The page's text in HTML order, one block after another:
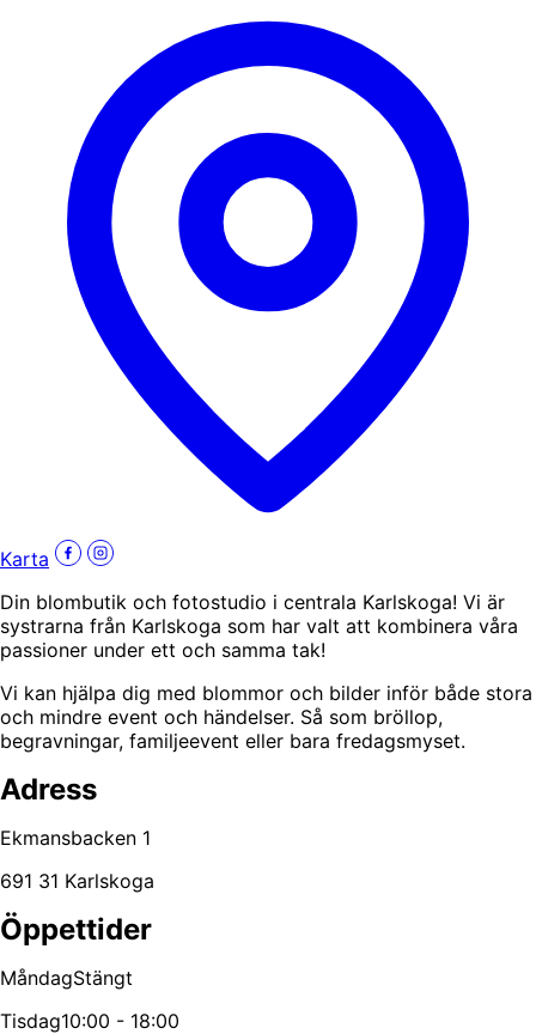
Karta
Din blombutik och fotostudio i centrala Karlskoga! Vi är
systrarna från Karlskoga som har valt att kombinera våra
passioner under ett och samma tak!
Vi kan hjälpa dig med blommor och bilder inför både stora
och mindre event och händelser. Så som bröllop,
begravningar, familjeevent eller bara fredagsmyset.
Adress
Ekmansbacken 1
691 31 Karlskoga
Öppettider
MåndagStängt
Tisdag10:00 - 18:00